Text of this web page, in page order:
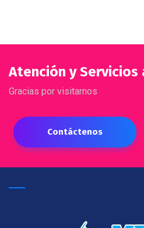
Atención y Servicios
Gracias por visitarnos
Contáctenos